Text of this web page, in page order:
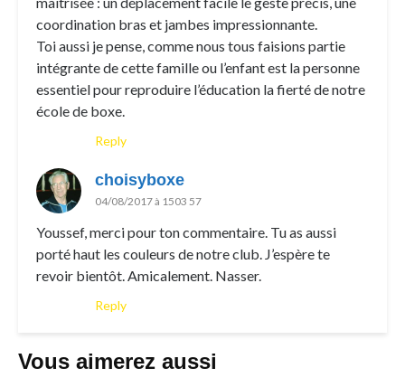
coordination bras et jambes impressionnante.
Toi aussi je pense, comme nous tous faisions partie
intégrante de cette famille ou l’enfant est la personne
essentiel pour reproduire l’éducation la fierté de notre
école de boxe.
Reply
choisyboxe
04/08/2017 à 1503 57
Youssef, merci pour ton commentaire. Tu as aussi
porté haut les couleurs de notre club. J’espère te
revoir bientôt. Amicalement. Nasser.
Reply
Vous aimerez aussi